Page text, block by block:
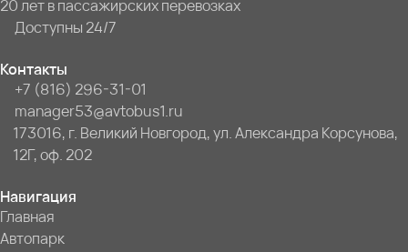
20 лет в пассажирских перевозках
Доступны 24/7
Контакты
+7 (816) 296-31-01
manager53@avtobus1.ru
173016, г. Великий Новгород, ул. Александра Корсунова,
12Г, оф. 202
Навигация
Главная
Автопарк